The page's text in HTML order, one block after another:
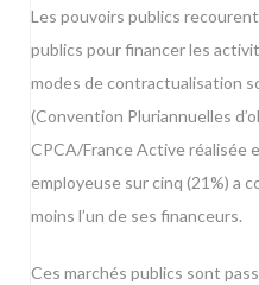
Les pouvoirs publics
publics pour financer les
modes de contractualisation
(Convention Pluriannuelles
CPCA/France Active réalisée
employeuse sur cinq (21%) a
moins l’un de ses financeurs.
Ces marchés publics sont